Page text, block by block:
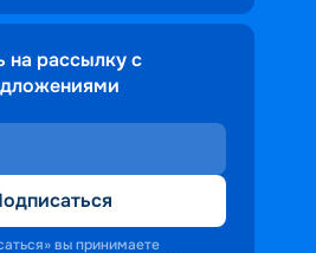
рассылку с
вы принимаете